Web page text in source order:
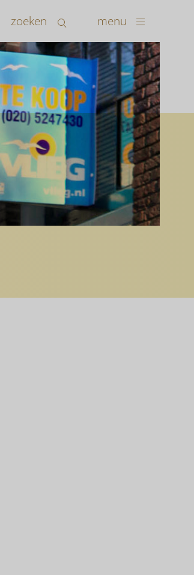
zoeken menu